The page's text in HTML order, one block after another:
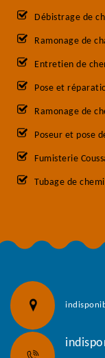
Débistrage de
Ramonage de
Entretien de
Pose et
Ramonage de
Poseur et pose
Fumisterie
Tubage de